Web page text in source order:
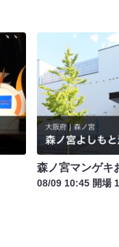
森ノ宮マンゲキ
08/09 10:45 開場